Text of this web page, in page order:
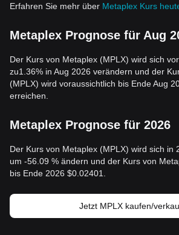
Erfahren Sie mehr über Metaplex Kurs
Metaplex Prognose für Aug
Der Kurs von Metaplex (MPLX) wird sich
zu1.36% in Aug 2026 verändern und der
(MPLX) wird voraussichtlich bis Ende Aug
erreichen.
Metaplex Prognose für 2026
Der Kurs von Metaplex (MPLX) wird sich in
um -56.09 % ändern und der Kurs von
bis Ende 2026 $0.02401.
Jetzt MPLX kaufen/